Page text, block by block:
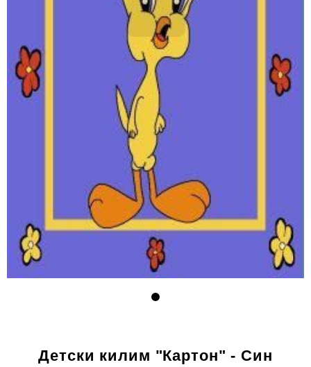
Детски килим "Картон" - Син